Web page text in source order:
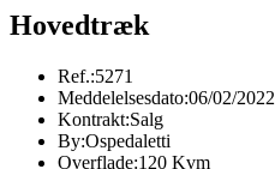
Hovedtræk
Ref.:5271
Meddelelsesdato:06/02/2022
Kontrakt:Salg
By:Ospedaletti
Overflade:120 Kvm